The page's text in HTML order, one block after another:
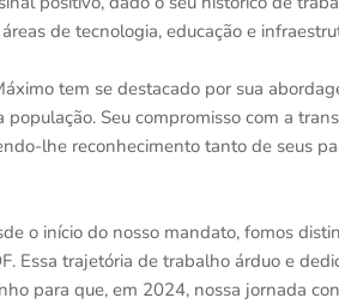
de tecnologia, educação e
tem se destacado por sua
Seu compromisso com a
lhe reconhecimento tanto de seus
o início do nosso mandato, fomos
Essa trajetória de trabalho árduo e
para que, em 2024, nossa jornada